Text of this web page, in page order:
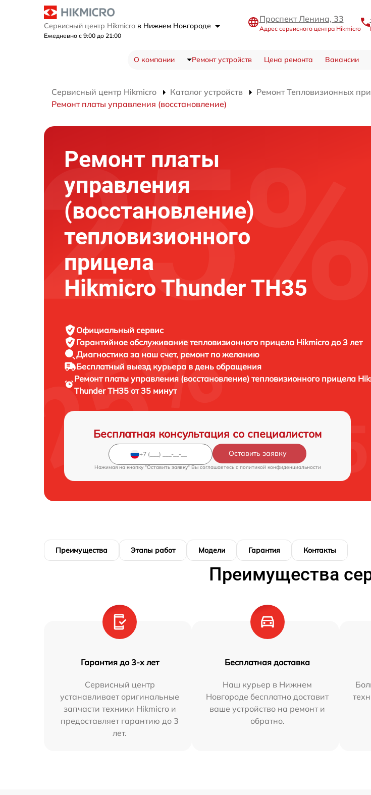
Сервисный центр Hikmicro в Нижнем Новгороде
Ежедневно с 9:00 до 21:00
Проспект Ленина, 33
Адрес сервисного центра Hikmicro
О компании Ремонт устройств Цена ремонта Вакансии
Сервисный центр Hikmicro Каталог устройств Ремонт Тепловизионных
Ремонт платы управления (восстановление)
Ремонт платы
управления
(восстановление)
тепловизионного
прицела
Hikmicro Thunder TH35
Официальный сервис
Гарантийное обслуживание тепловизионного прицела Hikmicro до 3 лет
Диагностика за наш счет, ремонт по желанию
Бесплатный выезд курьера в день обращения
Ремонт платы управления (восстановление) тепловизионного прицела
Thunder TH35 от 35 минут
Бесплатная консультация со специалистом
Оставить заявку
Нажимая на кнопку "Оставить заявку" Вы соглашаетесь c политикой конфиденциальности
Преимущества Этапы работ Модели Гарантия Контакты
Преимущества
Гарантия до 3-х лет
Сервисный центр
устанавливает оригинальные
запчасти техники Hikmicro и
предоставляет гарантию до 3
лет.
Бесплатная доставка
Наш курьер в Нижнем
Новгороде бесплатно доставит
ваше устройство на ремонт и
обратно.